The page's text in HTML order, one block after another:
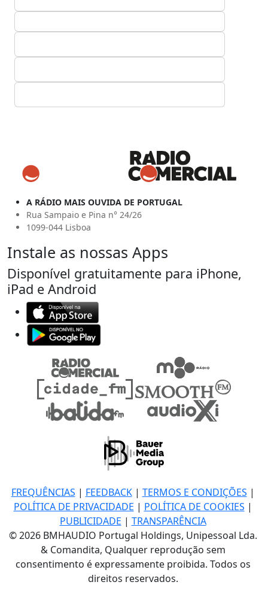
A RÁDIO MAIS OUVIDA DE PORTUGAL
Rua Sampaio e Pina n° 24/26
1099-044 Lisboa
Instale as nossas Apps
Disponível gratuitamente para iPhone,
iPad e Android
FREQUÊNCIAS | FEEDBACK| TERMOS E CONDIÇÕES |
POLÍTICA DE PRIVACIDADE | POLÍTICA DE COOKIES |
PUBLICIDADE | TRANSPARÊNCIA
© 2026 BMHAUDIO Portugal Holdings, Unipessoal Lda.
& Comandita, Qualquer reprodução sem
consentimento é expressamente proibida. Todos os
direitos reservados.